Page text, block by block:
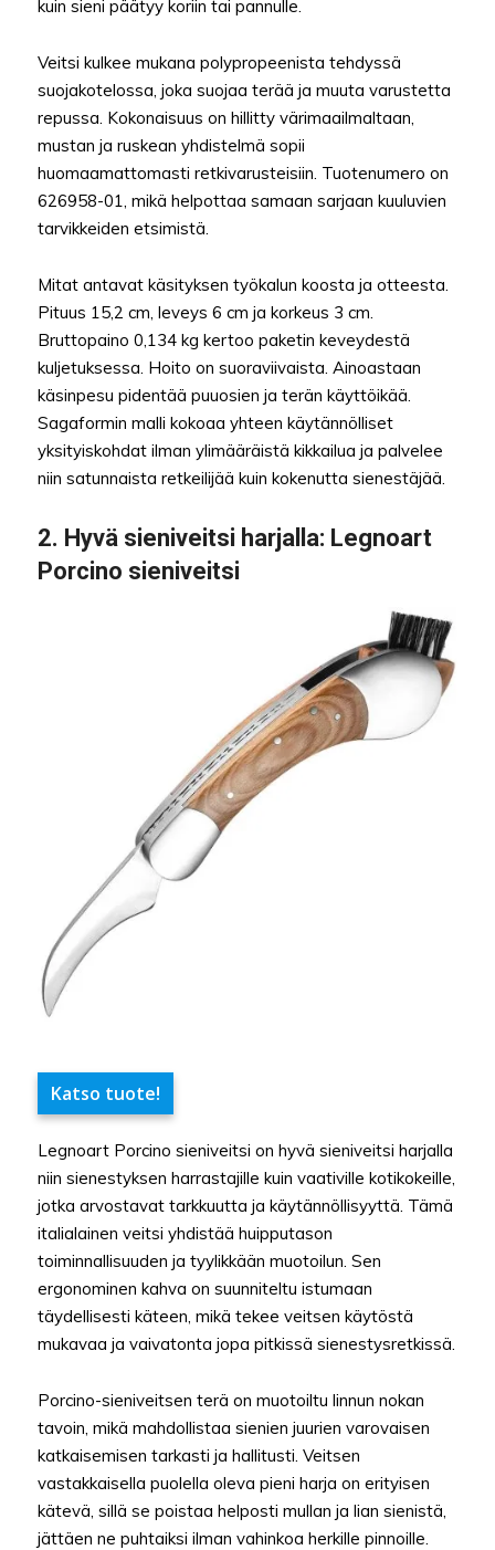
kuin sieni päätyy koriin tai pannulle.
Veitsi kulkee mukana polypropeenista tehdyssä
suojakotelossa, joka suojaa terää ja muuta varustetta
repussa. Kokonaisuus on hillitty värimaailmaltaan,
mustan ja ruskean yhdistelmä sopii
huomaamattomasti retkivarusteisiin. Tuotenumero on
626958-01, mikä helpottaa samaan sarjaan kuuluvien
tarvikkeiden etsimistä.
Mitat antavat käsityksen työkalun koosta ja otteesta.
Pituus 15,2 cm, leveys 6 cm ja korkeus 3 cm.
Bruttopaino 0,134 kg kertoo paketin keveydestä
kuljetuksessa. Hoito on suoraviivaista. Ainoastaan
käsinpesu pidentää puuosien ja terän käyttöikää.
Sagaformin malli kokoaa yhteen käytännölliset
yksityiskohdat ilman ylimääräistä kikkailua ja palvelee
niin satunnaista retkeilijää kuin kokenutta sienestäjää.
2. Hyvä sieniveitsi harjalla: Legnoart
Porcino sieniveitsi
Katso tuote!
Legnoart Porcino sieniveitsi on hyvä sieniveitsi harjalla
niin sienestyksen harrastajille kuin vaativille kotikokeille,
jotka arvostavat tarkkuutta ja käytännöllisyyttä. Tämä
italialainen veitsi yhdistää huipputason
toiminnallisuuden ja tyylikkään muotoilun. Sen
ergonominen kahva on suunniteltu istumaan
täydellisesti käteen, mikä tekee veitsen käytöstä
mukavaa ja vaivatonta jopa pitkissä sienestysretkissä.
Porcino-sieniveitsen terä on muotoiltu linnun nokan
tavoin, mikä mahdollistaa sienien juurien varovaisen
katkaisemisen tarkasti ja hallitusti. Veitsen
vastakkaisella puolella oleva pieni harja on erityisen
kätevä, sillä se poistaa helposti mullan ja lian sienistä,
jättäen ne puhtaiksi ilman vahinkoa herkille pinnoille.